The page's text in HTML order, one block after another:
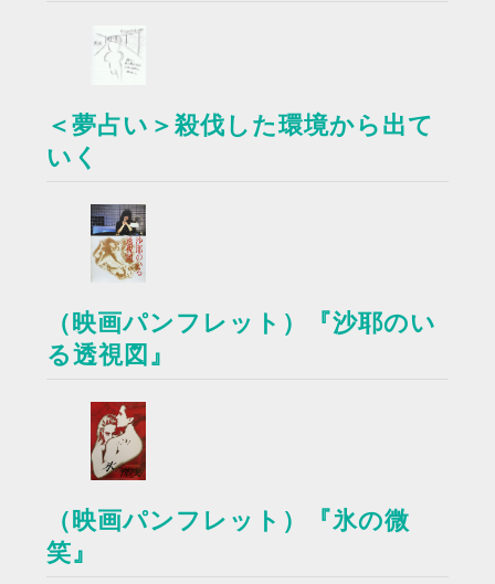
＜夢占い＞殺伐した環境から出て
いく
（映画パンフレット）『沙耶のい
る透視図』
（映画パンフレット）『氷の微
笑』